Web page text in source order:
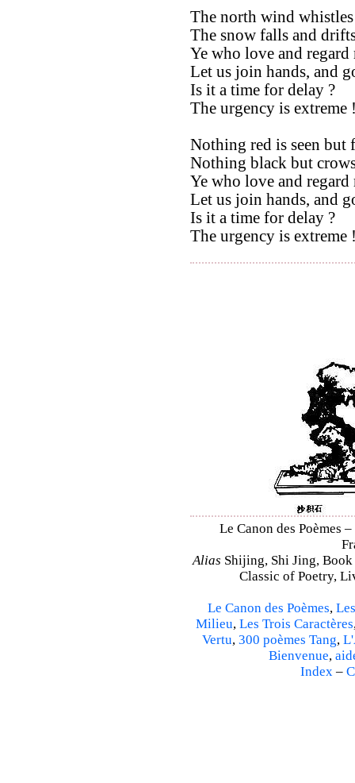
The north wind
The snow falls and
Ye who love and regard
Let us join hands, and
Is it a time for delay ?
The urgency is extreme
Nothing red is seen but
Nothing black but
Ye who love and regard
Let us join hands, and
Is it a time for delay ?
The urgency is extreme
Le Canon des Poèmes
Alias Shijing, Shi Jing,
Classic of Poetry,
Le Canon des Poèmes,
Milieu, Les Trois Caractères
Vertu, 300 poèmes Tang,
Bienvenue,
Index –